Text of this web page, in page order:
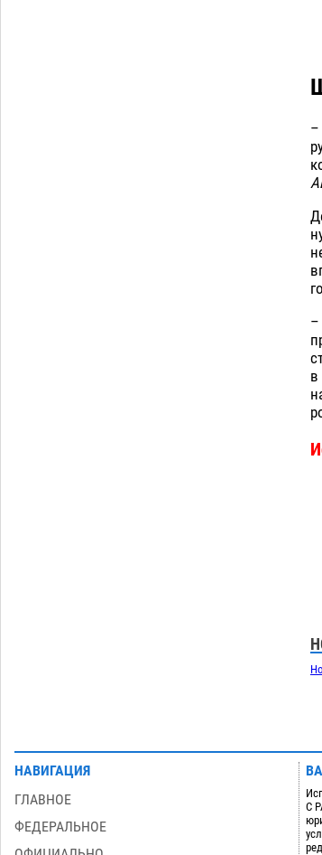
–
–
в
НАВИГАЦИЯ
ГЛАВНОЕ
ФЕДЕРАЛЬНОЕ
С